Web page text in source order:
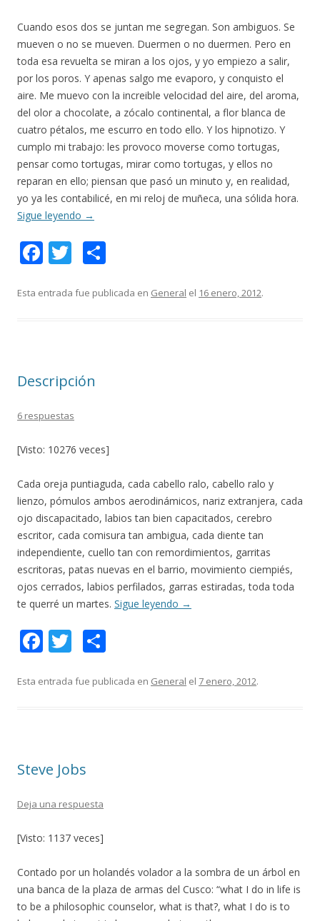
Cuando esos dos se juntan me segregan. Son ambiguos. Se
mueven o no se mueven. Duermen o no duermen. Pero en
toda esa revuelta se miran a los ojos, y yo empiezo a salir,
por los poros. Y apenas salgo me evaporo, y conquisto el
aire. Me muevo con la increible velocidad del aire, del aroma,
del olor a chocolate, a zócalo continental, a flor blanca de
cuatro pétalos, me escurro en todo ello. Y los hipnotizo. Y
cumplo mi trabajo: les provoco moverse como tortugas,
pensar como tortugas, mirar como tortugas, y ellos no
reparan en ello; piensan que pasó un minuto y, en realidad,
yo ya les contabilicé, en mi reloj de muñeca, una sólida hora.
Sigue leyendo →
F
e
k
T
itt m
Esta entrada fue publicada en General el 16 enero, 2012.
Descripción
6 respuestas
[Visto: 10276 veces]
Cada oreja puntiaguda, cada cabello ralo, cabello ralo y
lienzo, pómulos ambos aerodinámicos, nariz extranjera, cada
ojo discapacitado, labios tan bien capacitados, cerebro
escritor, cada comisura tan ambigua, cada diente tan
independiente, cuello tan con remordimientos, garritas
escritoras, patas nuevas en el barrio, movimiento ciempiés,
ojos cerrados, labios perfilados, garras estiradas, toda toda
te querré un martes. Sigue leyendo →
F
e
k
T
itt m
Esta entrada fue publicada en General el 7 enero, 2012.
Steve Jobs
Deja una respuesta
[Visto: 1137 veces]
Contado por un holandés volador a la sombra de un árbol en
una banca de la plaza de armas del Cusco: “what I do in life is
to be a philosophic counselor, what is that?, what I do is to